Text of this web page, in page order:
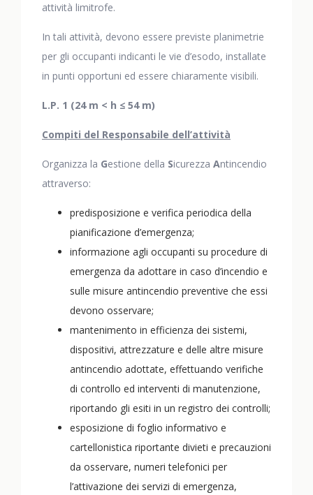
attività limitrofe.
In tali attività, devono essere previste planimetrie
per gli occupanti indicanti le vie d’esodo, installate
in punti opportuni ed essere chiaramente visibili.
L.P. 1 (24 m < h ≤ 54 m)
Compiti del Responsabile dell’attività
Organizza la Gestione della Sicurezza Antincendio
attraverso:
predisposizione e verifica periodica della
pianificazione d’emergenza;
informazione agli occupanti su procedure di
emergenza da adottare in caso d’incendio e
sulle misure antincendio preventive che essi
devono osservare;
mantenimento in efficienza dei sistemi,
dispositivi, attrezzature e delle altre misure
antincendio adottate, effettuando verifiche
di controllo ed interventi di manutenzione,
riportando gli esiti in un registro dei controlli;
esposizione di foglio informativo e
cartellonistica riportante divieti e precauzioni
da osservare, numeri telefonici per
l’attivazione dei servizi di emergenza,